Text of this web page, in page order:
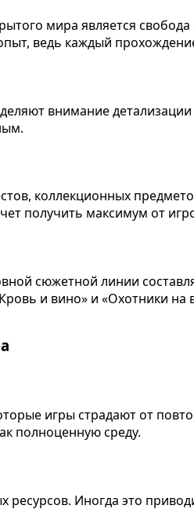
мира является
ведь каждый
внимание
коллекционных
получить максимум от
сюжетной линии
и вино» и «Охотники на
игры страдают от
полноценную среду.
Иногда это